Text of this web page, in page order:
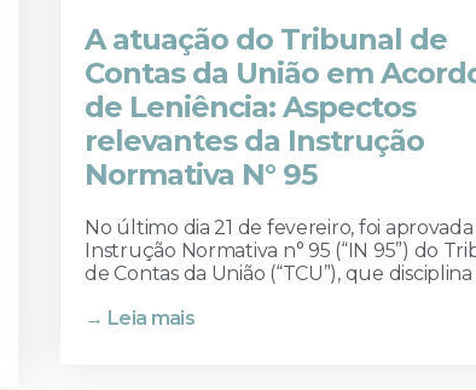
A atuação do Tribunal de
Contas da União em
de Leniência: Aspectos
relevantes da Instrução
Normativa N° 95
No último dia 21 de fevereiro, foi aprovada
Instrução Normativa n° 95 (“IN 95”) do
de Contas da União (“TCU”), que disciplina
→ Leia mais